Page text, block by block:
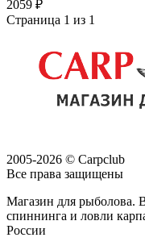
2059 ₽
Страница 1 из 1
2005-2026 © Carpclub
Все права защищены
Магазин для рыболова.
спиннинга и ловли
России